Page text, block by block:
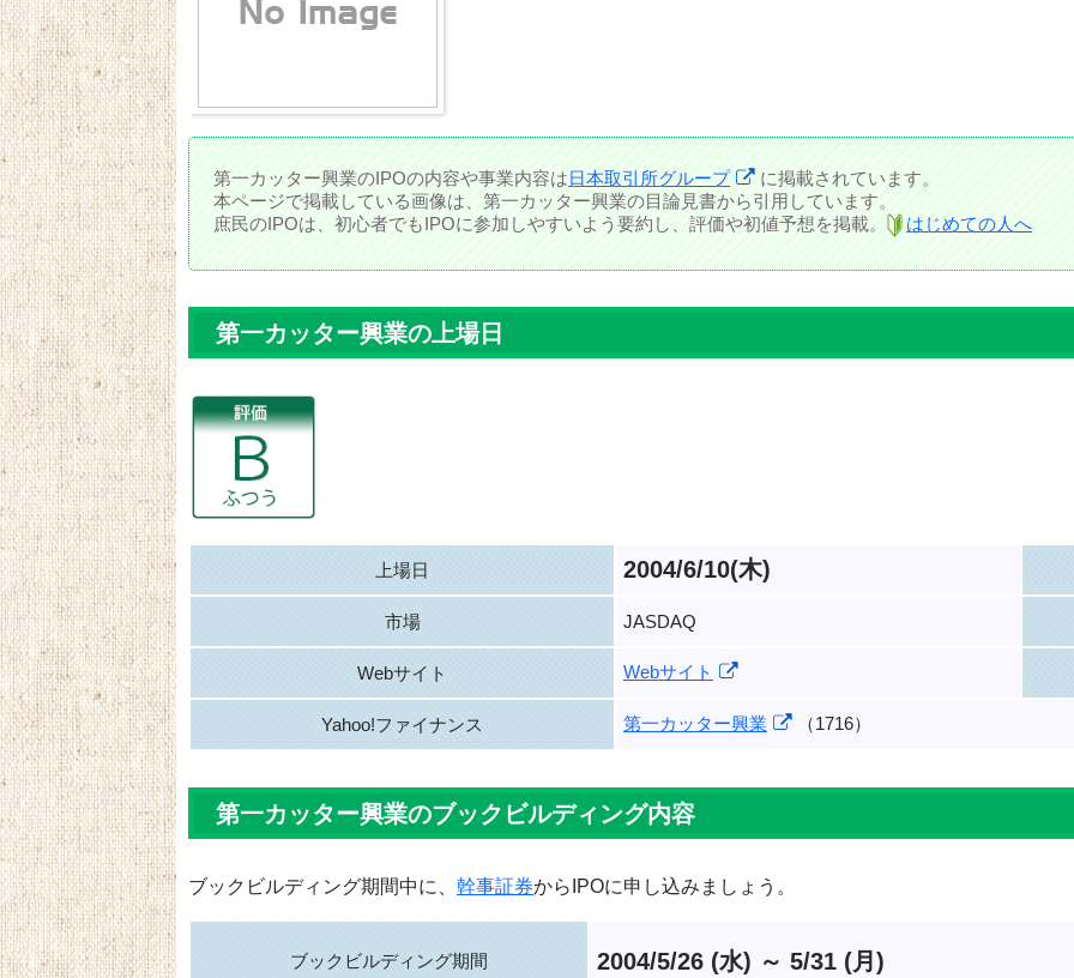
第一カッター興業のIPOの内容や事業内容は日本取引所グループ
に掲載されています。
本ページで掲載している画像は、第一カッター興業の目論見書から引用しています。
庶民のIPOは、初心者でもIPOに参加しやすいよう要約し、評価や初値予想を掲載。
はじめての人へ
第一カッター興業の上場日
上場日 2004/6/10(木)
市場 JASDAQ
Webサイト Webサイト
Yahoo!ファイナンス 第一カッター興業 （1716）
第一カッター興業のブックビルディング内容
ブックビルディング期間中に、 幹事証券からIPOに申し込みましょう。
ブックビルディング期間 2004/5/26 (水) ～ 5/31 (月)